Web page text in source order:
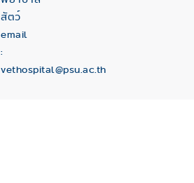
สัตว์
email
:
vethospital@psu.ac.th